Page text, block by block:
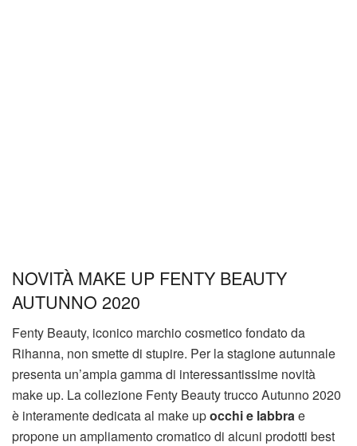
NOVITÀ MAKE UP FENTY BEAUTY
AUTUNNO 2020
Fenty Beauty, iconico marchio cosmetico fondato da
Rihanna, non smette di stupire. Per la stagione autunnale
presenta un’ampia gamma di interessantissime novità
make up. La collezione Fenty Beauty trucco Autunno 2020
è interamente dedicata al make upocchi e labbrae
propone un ampliamento cromatico di alcuni prodotti best